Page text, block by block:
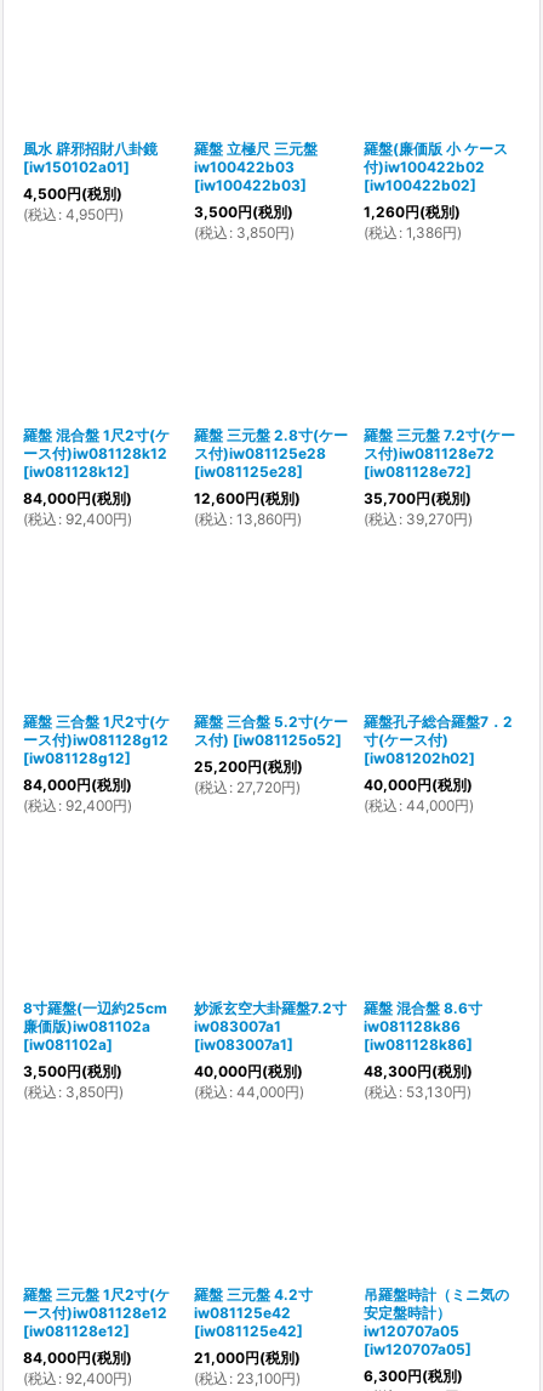
風水 辟邪招財八卦鏡
[iw150102a01]
4,500円(税別)
(税込 : 4,950円)
羅盤 立極尺 三元盤
iw100422b03
[iw100422b03]
3,500円(税別)
(税込 : 3,850円)
羅盤(廉価版 小 ケース
付)iw100422b02
[iw100422b02]
1,260円(税別)
(税込 : 1,386円)
羅盤 混合盤 1尺2寸(ケ
ース付)iw081128k12
[iw081128k12]
84,000円(税別)
(税込 : 92,400円)
羅盤 三元盤 2.8寸(ケー
ス付)iw081125e28
[iw081125e28]
12,600円(税別)
(税込 : 13,860円)
羅盤 三元盤 7.2寸(ケー
ス付)iw081128e72
[iw081128e72]
35,700円(税別)
(税込 : 39,270円)
羅盤 三合盤 1尺2寸(ケ
ース付)iw081128g12
[iw081128g12]
84,000円(税別)
(税込 : 92,400円)
羅盤 三合盤 5.2寸(ケー
ス付) [iw081125o52]
25,200円(税別)
(税込 : 27,720円)
羅盤孔子総合羅盤7．2
寸(ケース付)
[iw081202h02]
40,000円(税別)
(税込 : 44,000円)
8寸羅盤(一辺約25cm
廉価版)iw081102a
[iw081102a]
3,500円(税別)
(税込 : 3,850円)
妙派玄空大卦羅盤7.2寸
iw083007a1
[iw083007a1]
40,000円(税別)
(税込 : 44,000円)
羅盤 混合盤 8.6寸
iw081128k86
[iw081128k86]
48,300円(税別)
(税込 : 53,130円)
羅盤 三元盤 1尺2寸(ケ
ース付)iw081128e12
[iw081128e12]
84,000円(税別)
(税込 : 92,400円)
羅盤 三元盤 4.2寸
iw081125e42
[iw081125e42]
21,000円(税別)
(税込 : 23,100円)
吊羅盤時計（ミニ気の
安定盤時計）
iw120707a05
[iw120707a05]
6,300円(税別)